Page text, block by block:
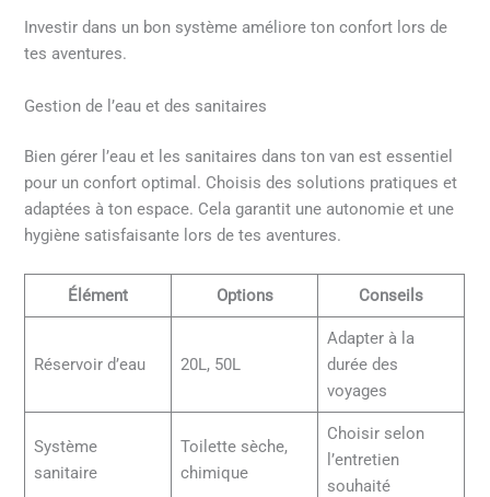
Investir dans un bon système améliore ton confort lors de
tes aventures.
Gestion de l’eau et des sanitaires
Bien gérer l’eau et les sanitaires dans ton van est essentiel
pour un confort optimal. Choisis des solutions pratiques et
adaptées à ton espace. Cela garantit une autonomie et une
hygiène satisfaisante lors de tes aventures.
Élément Options Conseils
Réservoir d’eau 20L, 50L
Adapter à la
durée des
voyages
Système
sanitaire
Toilette sèche,
chimique
Choisir selon
l’entretien
souhaité